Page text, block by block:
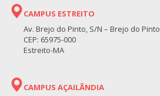
CAMPUS ESTREITO
Av. Brejo do Pinto, S/N – Brejo do Pinto
CEP: 65975-000
Estreito-MA
CAMPUS AÇAILÂNDIA